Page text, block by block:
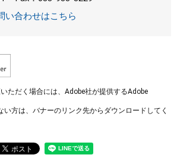
い合わせはこちら
ただく場合には、Adobe社が提供するAdobe
い方は、バナーのリンク先からダウンロードしてく